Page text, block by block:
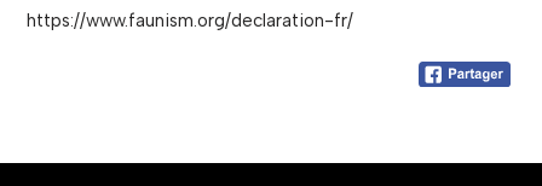
https://www.faunism.org/declaration-fr/